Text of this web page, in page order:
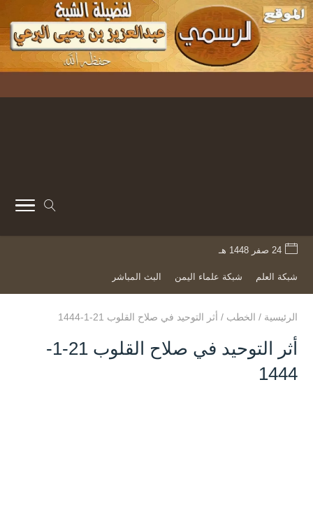
24 صفر 1448 هـ
شبكة العلم شبكة علماء اليمن البث المباشر
الرئيسية / الخطب / أثر التوحيد في صلاح القلوب 21-1-1444
أثر التوحيد في صلاح القلوب 21-1-
1444